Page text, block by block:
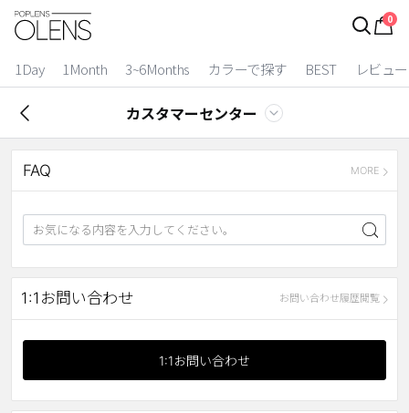
0
1Day 1Month 3~6Months カラーで探す BEST レビュー
ログイン
カラコン比較
今月限定特典
ベスト
カラコン
1 Day
カラー
カスタマーセンター
FAQ MORE
1:1お問い合わせ
1:1お問い合わせ
お問い合わせ履歴閲覧